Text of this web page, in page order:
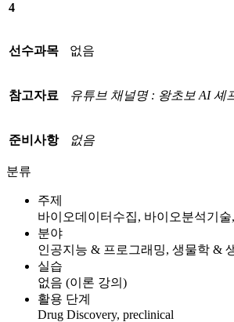
4
선수과목 없음
참고자료 유튜브 채널명 : 왕초보 AI 셰
준비사항 없음
분류
주제
바이오데이터수집, 바이오분석기
분야
인공지능 & 프로그래밍, 생물학 &
실습
없음 (이론 강의)
활용 단계
Drug Discovery, preclinical